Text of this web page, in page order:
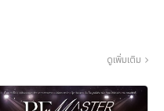
ดูเพิ่มเติม